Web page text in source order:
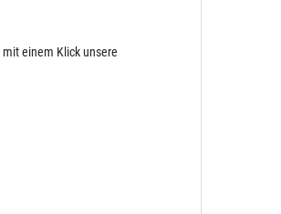
einem Klick unsere